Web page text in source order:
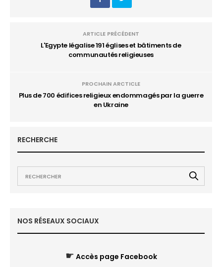
ARTICLE PRÉCÉDENT
L'Egypte légalise 191 églises et bâtiments de
communautés religieuses
PROCHAIN ARCTICLE
Plus de 700 édifices religieux endommagés par la guerre
en Ukraine
RECHERCHE
NOS RÉSEAUX SOCIAUX
☛ Accès page Facebook